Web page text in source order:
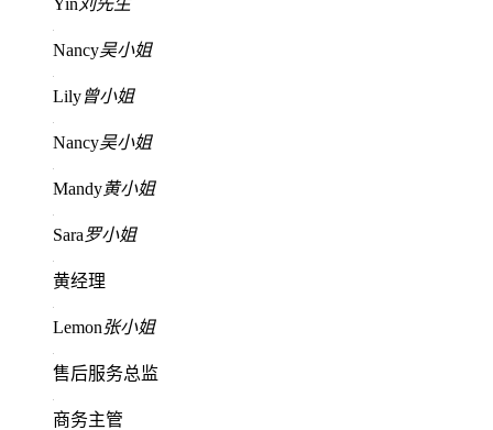
Yin 刘先生
Nancy吴小姐
Lily曾小姐
Nancy吴小姐
Mandy黄小姐
Sara罗小姐
黄经理
Lemon张小姐
售后服务总监
商务主管